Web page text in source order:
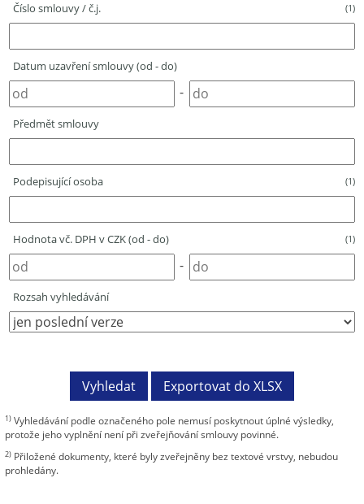
Číslo smlouvy / č.j. (1)
Datum uzavření smlouvy (od - do)
-
Předmět smlouvy
Podepisující osoba (1)
Hodnota vč. DPH v CZK (od - do) (1)
-
Rozsah vyhledávání
1) Vyhledávání podle označeného pole nemusí poskytnout úplné výsledky,
protože jeho vyplnění není při zveřejňování smlouvy povinné.
2) Přiložené dokumenty, které byly zveřejněny bez textové vrstvy, nebudou
prohledány.